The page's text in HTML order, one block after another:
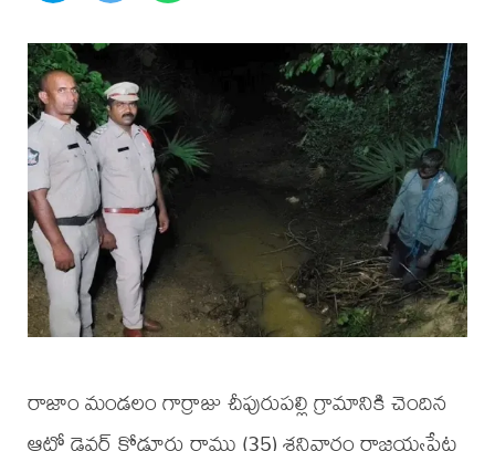
రాజాం మండలం గార్రాజు చీపురుపల్లి గ్రామానికి చెందిన